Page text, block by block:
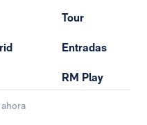
Tour
Entradas
RM Play